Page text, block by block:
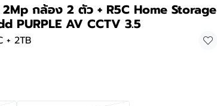
2Mp กล้อง 2 ตัว + R5C Home Storage
PURPLE AV CCTV 3.5
+ 2TB